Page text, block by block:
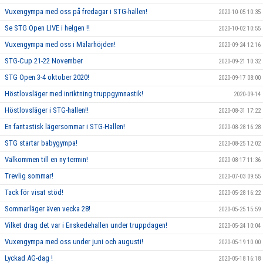
Vuxengympa med oss på fredagar i STG-hallen! 2020-10-05 10:35
Se STG Open LIVE i helgen !! 2020-10-02 10:55
Vuxengympa med oss i Mälarhöjden! 2020-09-24 12:16
STG-Cup 21-22 November 2020-09-21 10:32
STG Open 3-4 oktober 2020! 2020-09-17 08:00
Höstlovsläger med inriktning truppgymnastik! 2020-09-14
Höstlovsläger i STG-hallen!! 2020-08-31 17:22
En fantastisk lägersommar i STG-Hallen! 2020-08-28 16:28
STG startar babygympa! 2020-08-25 12:02
Välkommen till en ny termin! 2020-08-17 11:36
Trevlig sommar! 2020-07-03 09:55
Tack för visat stöd! 2020-05-28 16:22
Sommarläger även vecka 28! 2020-05-25 15:59
Vilket drag det var i Enskedehallen under truppdagen! 2020-05-24 10:04
Vuxengympa med oss under juni och augusti! 2020-05-19 10:00
Lyckad AG-dag ! 2020-05-18 16:18